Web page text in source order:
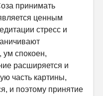
принимать
ценным
стресс и
ум спокоен,
расширяется и
часть картины,
и поэтому принятие